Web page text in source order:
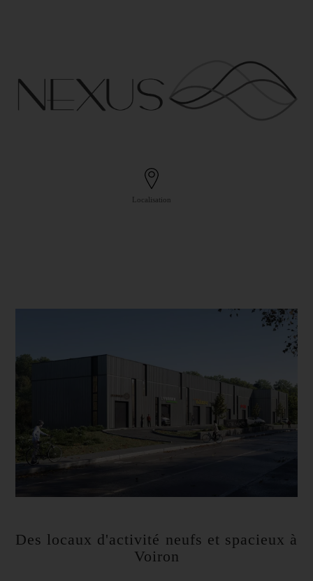
Localisation
Des locaux d'activité neufs et spacieux à
Voiron